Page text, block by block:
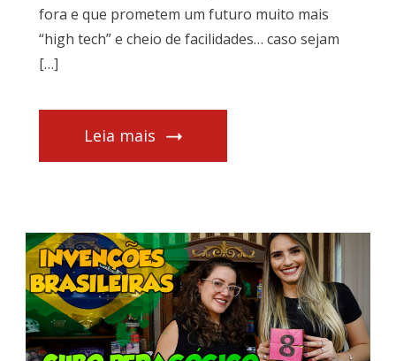
fora e que prometem um futuro muito mais
“high tech” e cheio de facilidades… caso sejam
[…]
Leia mais